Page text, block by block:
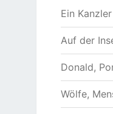
Ein
Auf der
Donald,
Wölfe,